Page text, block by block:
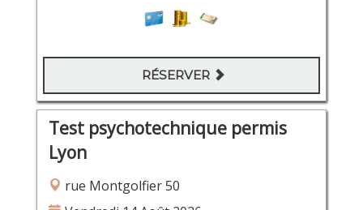
RÉSERVER
Test psychotechnique permis
Lyon
rue Montgolfier 50